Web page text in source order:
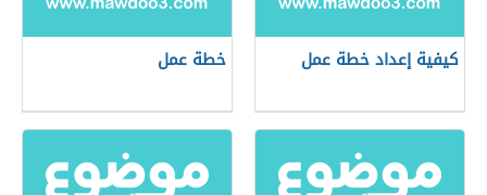
كيفية إعداد خطة عمل خطة عمل